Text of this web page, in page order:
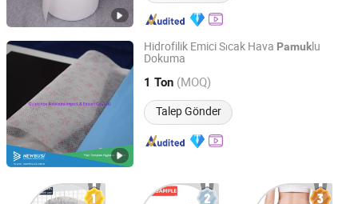
Hidrofilik Emici Sıcak Hava Pamuklu
Dokuma
1 Ton (MOQ)
Talep Gönder
Quanzhou Newbusi Import & Export Co., Ltd.
Fujian, China Fiyat 2018